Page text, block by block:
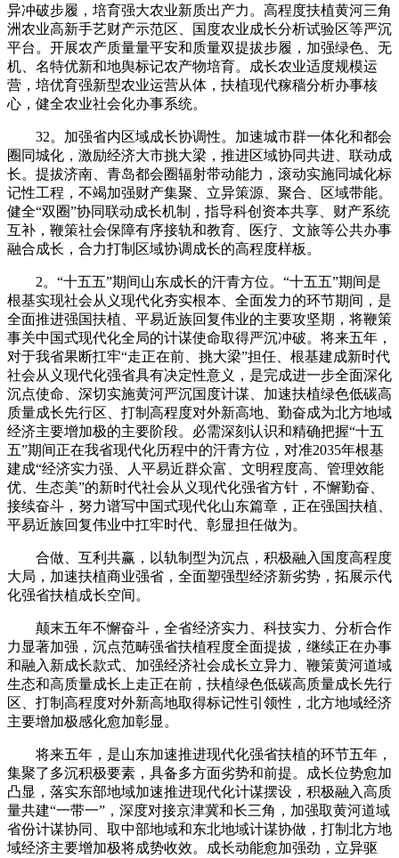
异冲破步履，培育强大农业新质出产力。高程度扶植黄河三角
洲农业高新手艺财产示范区、国度农业成长分析试验区等严沉
平台。开展农产质量量平安和质量双提拔步履，加强绿色、无
机、名特优新和地舆标记农产物培育。成长农业适度规模运
营，培优育强新型农业运营从体，扶植现代稼穑分析办事核
心，健全农业社会化办事系统。
32。加强省内区域成长协调性。加速城市群一体化和都会
圈同城化，激励经济大市挑大梁，推进区域协同共进、联动成
长。提拔济南、青岛都会圈辐射带动能力，滚动实施同城化标
记性工程，不竭加强财产集聚、立异策源、聚合、区域带能。
健全“双圈”协同联动成长机制，指导科创资本共享、财产系统
互补，鞭策社会保障有序接轨和教育、医疗、文旅等公共办事
融合成长，合力打制区域协调成长的高程度样板。
2。“十五五”期间山东成长的汗青方位。“十五五”期间是
根基实现社会从义现代化夯实根本、全面发力的环节期间，是
全面推进强国扶植、平易近族回复伟业的主要攻坚期，将鞭策
事关中国式现代化全局的计谋使命取得严沉冲破。将来五年，
对于我省果断扛牢“走正在前、挑大梁”担任、根基建成新时代
社会从义现代化强省具有决定性意义，是完成进一步全面深化
沉点使命、深切实施黄河严沉国度计谋、加速扶植绿色低碳高
质量成长先行区、打制高程度对外新高地、勤奋成为北方地域
经济主要增加极的主要阶段。必需深刻认识和精确把握“十五
五”期间正在我省现代化历程中的汗青方位，对准2035年根基
建成“经济实力强、人平易近群众富、文明程度高、管理效能
优、生态美”的新时代社会从义现代化强省方针，不懈勤奋、
接续奋斗，努力谱写中国式现代化山东篇章，正在强国扶植、
平易近族回复伟业中扛牢时代、彰显担任做为。
合做、互利共赢，以轨制型为沉点，积极融入国度高程度
大局，加速扶植商业强省，全面塑强型经济新劣势，拓展示代
化强省扶植成长空间。
颠末五年不懈奋斗，全省经济实力、科技实力、分析合作
力显著加强，沉点范畴强省扶植程度全面提拔，继续正在办事
和融入新成长款式、加强经济社会成长立异力、鞭策黄河道域
生态和高质量成长上走正在前，扶植绿色低碳高质量成长先行
区、打制高程度对外新高地取得标记性引领性，北方地域经济
主要增加极感化愈加彰显。
将来五年，是山东加速推进现代化强省扶植的环节五年，
集聚了多沉积极要素，具备多方面劣势和前提。成长位势愈加
凸显，落实东部地域加速推进现代化计谋摆设，积极融入高质
量共建“一带一”，深度对接京津冀和长三角，加强取黄河道域
省份计谋协同、取中部地域和东北地域计谋协做，打制北方地
域经济主要增加极将成势收效。成长动能愈加强劲，立异驱